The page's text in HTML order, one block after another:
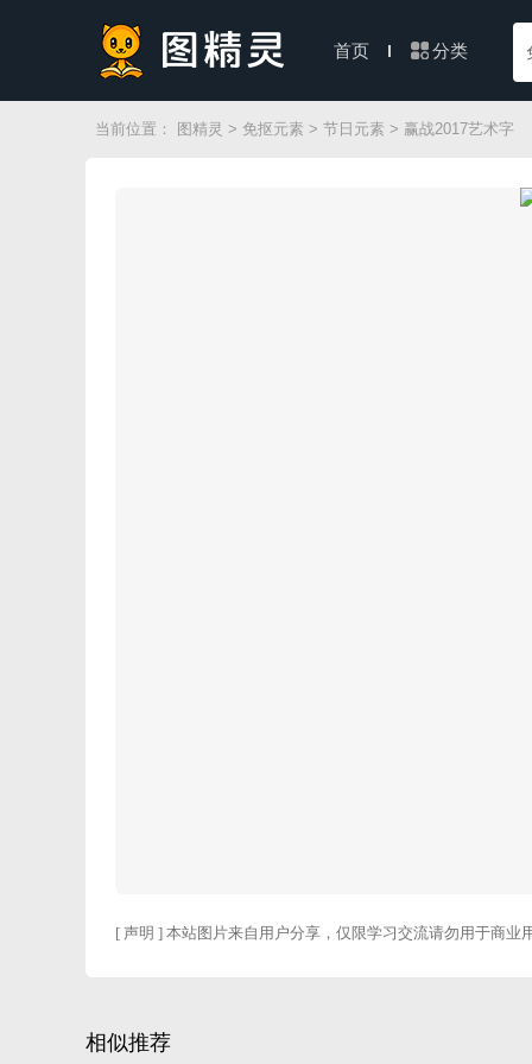
首页 分类
当前位置： 图精灵 > 免抠元素 > 节日元素 > 赢战2017艺术字
[ 声明 ] 本站图片来自用户分享，仅限学习交流请勿用于商业
相似推荐